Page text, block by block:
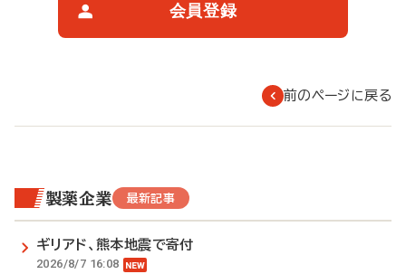
会員登録
前のページに戻る
製薬企業 最新記事
ギリアド、熊本地震で寄付
2026/8/7 16:08